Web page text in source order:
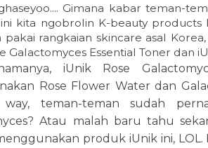
Gimana kabar teman-
ini kita ngobrolin K-beauty
pakai rangkaian skincare asal
Galactomyces Essential Toner dan
iUnik Rose
Rose Flower Water dan
teman-teman sudah
Atau malah baru tahu
produk iUnik ini,